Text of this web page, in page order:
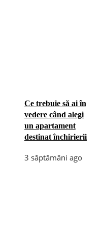
Ce trebuie să ai în
vedere când alegi
un apartament
destinat închirierii
3 săptămâni ago